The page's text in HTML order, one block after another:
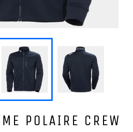
POLAIRE CREW